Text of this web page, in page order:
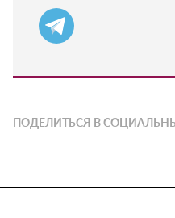
ПОДЕЛИТЬСЯ В